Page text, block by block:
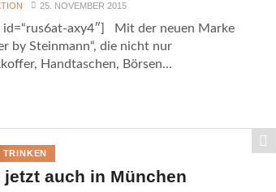
25. NOVEMBER 2015
id=“rus6at-axy4″] Mit der neuen Marke
by Steinmann“, die nicht nur
Handtaschen, Börsen...
TRINKEN
jetzt auch in München